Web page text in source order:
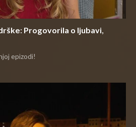
Progovorila o ljubavi,
epizodi!